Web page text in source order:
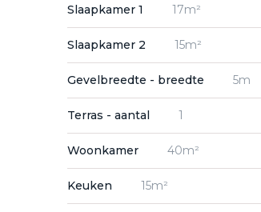
Slaapkamer 1 17m²
Slaapkamer 2 15m²
Gevelbreedte - breedte 5m
Terras - aantal 1
Woonkamer 40m²
Keuken 15m²